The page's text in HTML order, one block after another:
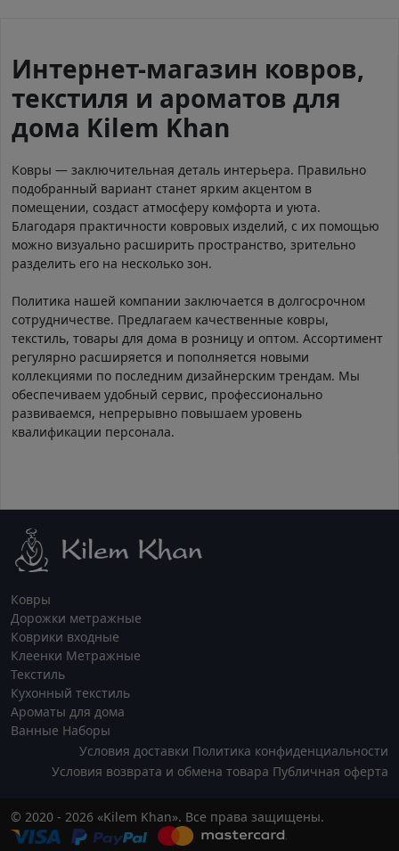
Интернет-магазин ковров,
текстиля и ароматов для
дома Kilem Khan
Ковры — заключительная деталь интерьера. Правильно
подобранный вариант станет ярким акцентом в
помещении, создаст атмосферу комфорта и уюта.
Благодаря практичности ковровых изделий, с их помощью
можно визуально расширить пространство, зрительно
разделить его на несколько зон.
Политика нашей компании заключается в долгосрочном
сотрудничестве. Предлагаем качественные ковры,
текстиль, товары для дома в розницу и оптом. Ассортимент
регулярно расширяется и пополняется новыми
коллекциями по последним дизайнерским трендам. Мы
обеспечиваем удобный сервис, профессионально
развиваемся, непрерывно повышаем уровень
квалификации персонала.
Ковры
Дорожки метражные
Коврики входные
Клеенки Метражные
Текстиль
Кухонный текстиль
Ароматы для дома
Ванные Наборы
Условия доставки Политика конфиденциальности
Условия возврата и обмена товара Публичная оферта
© 2020 - 2026 «Kilem Khan». Все права защищены.